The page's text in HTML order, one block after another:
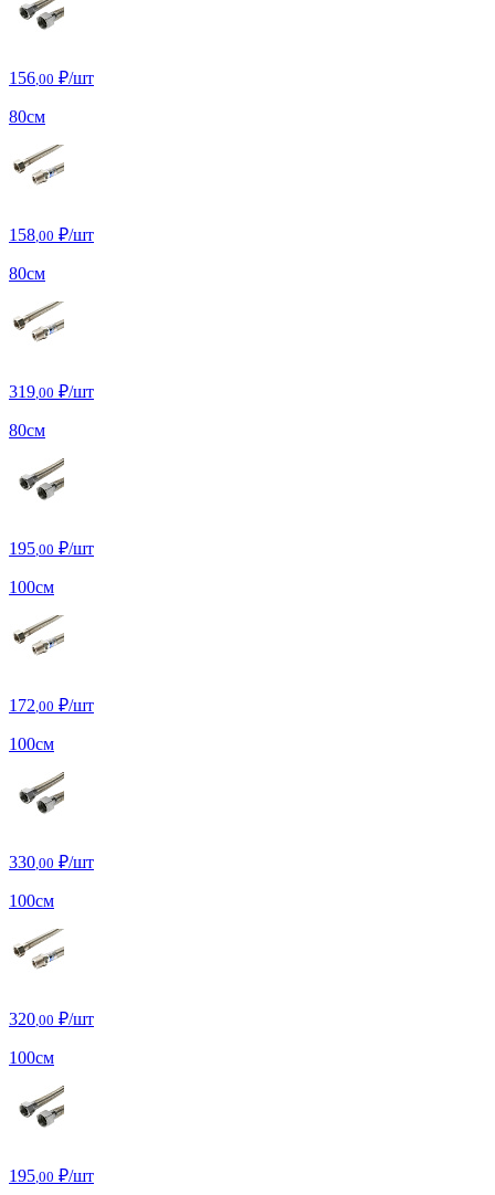
156 ,00 ₽/шт
80см
158 ,00 ₽/шт
80см
319 ,00 ₽/шт
80см
195 ,00 ₽/шт
100см
172 ,00 ₽/шт
100см
330 ,00 ₽/шт
100см
320 ,00 ₽/шт
100см
195 ,00 ₽/шт